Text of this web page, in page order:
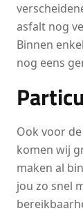
asfalt nog
Binnen
nog eens
Ook voor de
komen wij
maken al
jou zo snel